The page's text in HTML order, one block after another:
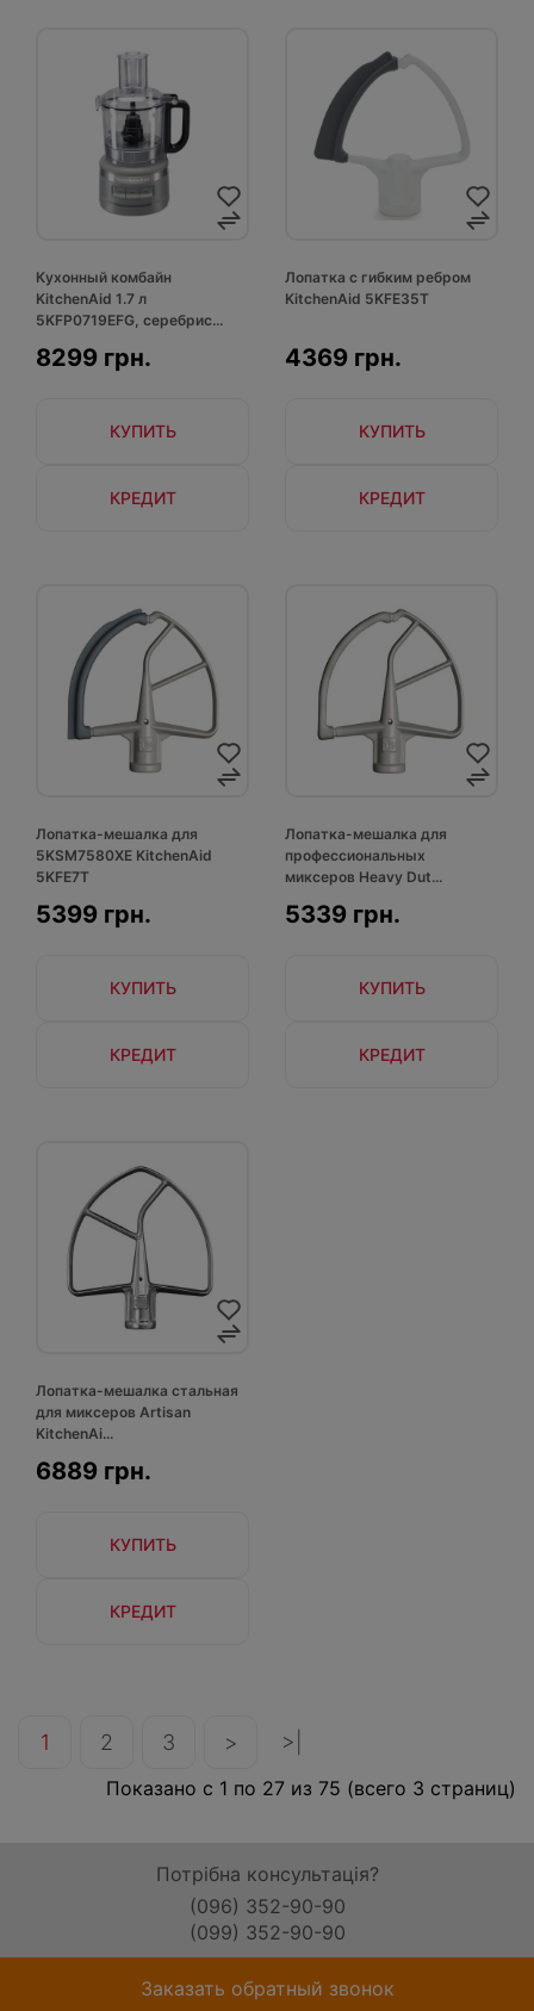
Кухонный комбайн
KitchenAid 1.7 л
5KFP0719EFG, серебрис...
8299 грн.
КУПИТЬ
КРЕДИТ
Лопатка с гибким ребром
KitchenAid 5KFE35T
4369 грн.
КУПИТЬ
КРЕДИТ
Лопатка-мешалка для
5KSM7580XE KitchenAid
5KFE7T
5399 грн.
КУПИТЬ
КРЕДИТ
Лопатка-мешалка для
профессиональных
миксеров Heavy Dut...
5339 грн.
КУПИТЬ
КРЕДИТ
Лопатка-мешалка стальная
для миксеров Artisan
KitchenAi...
6889 грн.
КУПИТЬ
КРЕДИТ
1 2 3 > >|
Показано с 1 по 27 из 75 (всего 3 страниц)
Потрібна консультація?
(096) 352-90-90
(099) 352-90-90
Заказать обратный звонок